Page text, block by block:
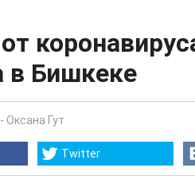
в Бишкеке
- Оксана Гут
Twitter